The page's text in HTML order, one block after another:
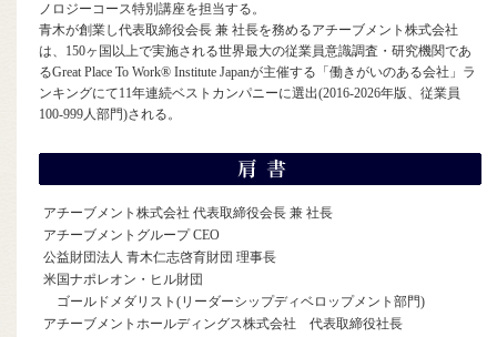
ノロジーコース特別講座を担当する。
青木が創業し代表取締役会長 兼 社長を務めるアチーブメント株式会社
は、150ヶ国以上で実施される世界最大の従業員意識調査・研究機関であ
るGreat Place To Work® Institute Japanが主催する「働きがいのある会社」ラ
ンキングにて11年連続ベストカンパニーに選出(2016-2026年版、従業員
100-999人部門)される。
アチーブメント株式会社 代表取締役会長 兼 社長
アチーブメントグループ CEO
公益財団法人 青木仁志啓育財団 理事長
米国ナポレオン・ヒル財団
ゴールドメダリスト(リーダーシップディベロップメント部門)
アチーブメントホールディングス株式会社 代表取締役社長